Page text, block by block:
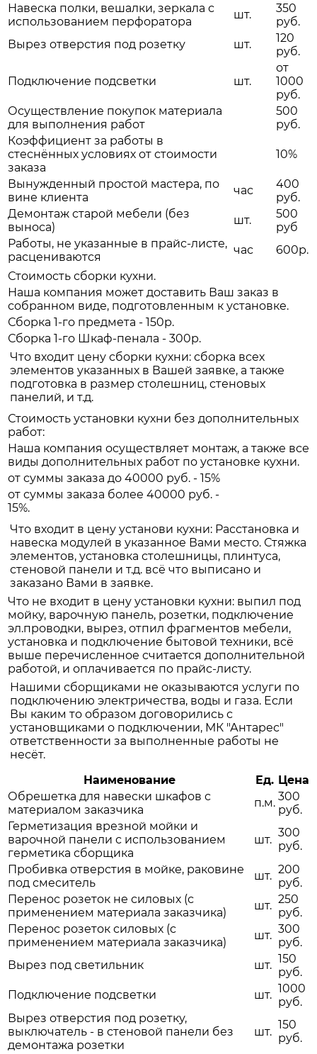
Навеска полки, вешалки, зеркала с
использованием перфоратора
шт.
350
руб.
Вырез отверстия под розетку
шт.
120
руб.
Подключение подсветки шт.
от
1000
руб.
Осуществление покупок материала
для выполнения работ
500
руб.
Коэффициент за работы в
стеснённых условиях от стоимости
заказа
10%
Вынужденный простой мастера, по
вине клиента
час
400
руб.
Демонтаж старой мебели (без
выноса)
шт.
500
руб
Работы, не указанные в прайс-листе,
расцениваются
час
600р.
Стоимость сборки кухни.
Наша компания может доставить Ваш заказ в
собранном виде, подготовленным к установке.
Сборка 1-го предмета - 150р.
Сборка 1-го Шкаф-пенала - 300р.
Что входит цену сборки кухни: сборка всех
элементов указанных в Вашей заявке, а также
подготовка в размер столешниц, стеновых
панелий, и т.д.
Стоимость установки кухни без дополнительных
работ:
Наша компания осуществляет монтаж, а также все
виды дополнительных работ по установке кухни.
от суммы заказа до 40000 руб. - 15%
от суммы заказа более 40000 руб. -
15%.
Что входит в цену установи кухни: Расстановка и
навеска модулей в указанное Вами место. Стяжка
элементов, установка столешницы, плинтуса,
стеновой панели и т.д. всё что выписано и
заказано Вами в заявке.
Что не входит в цену установки кухни: выпил под
мойку, варочную панель, розетки, подключение
эл.проводки, вырез, отпил фрагментов мебели,
установка и подключение бытовой техники, всё
выше перечисленное считается дополнительной
работой, и оплачивается по прайс-листу.
Нашими сборщиками не оказываются услуги по
подключению электричества, воды и газа. Если
Вы каким то образом договорились с
установщиками о подключении, МК "Антарес"
ответственности за выполненные работы не
несёт.
Наименование
Ед. Цена
Обрешетка для навески шкафов с
материалом заказчика
п.м. 300
руб.
Герметизация врезной мойки и
варочной панели с использованием
герметика сборщика
шт.
300
руб.
Пробивка отверстия в мойке, раковине
под смеситель
шт. 200
руб.
Перенос розеток не силовых (с
применением материала заказчика)
шт. 250
руб.
Перенос розеток силовых (с
применением материала заказчика)
шт. 300
руб.
Вырез под светильник
шт. 150
руб.
Подключение подсветки
шт. 1000
руб.
Вырез отверстия под розетку,
выключатель - в стеновой панели без
демонтажа розетки
шт.
150
руб.